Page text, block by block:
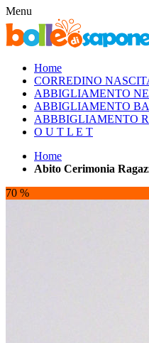
Menu
Home
CORREDINO
ABBIGLIAMENTO
ABBIGLIAMENTO
ABBBIGLIAMENTO
O U T L E T
Home
Abito Cerimonia
70 %